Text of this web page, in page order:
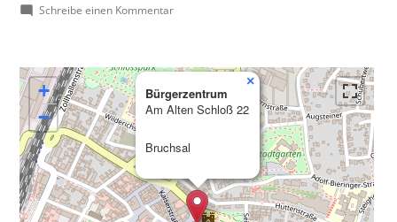
von
Schreibe einen Kommentarzu
Bürgerzentrum
Am Alten Schloß 22
Bruchsal
×
+
−